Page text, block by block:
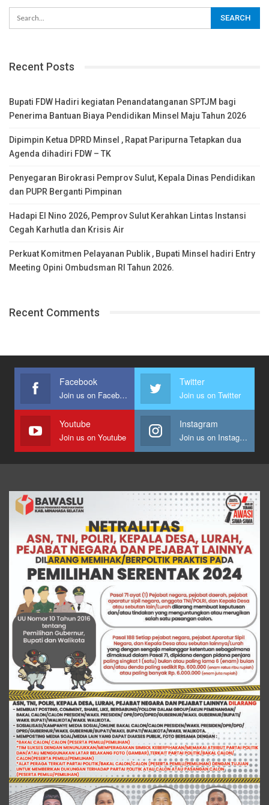
Recent Posts
Bupati FDW Hadiri kegiatan Penandatanganan SPTJM bagi
Penerima Bantuan Biaya Pendidikan Minsel Maju Tahun 2026
Dipimpin Ketua DPRD Minsel , Rapat Paripurna Tetapkan dua
Agenda dihadiri FDW – TK
Penyegaran Birokrasi Pemprov Sulut, Kepala Dinas Pendidikan
dan PUPR Berganti Pimpinan
Hadapi El Nino 2026, Pemprov Sulut Kerahkan Lintas Instansi
Cegah Karhutla dan Krisis Air
Perkuat Komitmen Pelayanan Publik , Bupati Minsel hadiri Entry
Meeting Opini Ombudsman RI Tahun 2026.
Recent Comments
Facebook
Join us on Facebook
Twitter
Join us on Twitter
Youtube
Join us on Youtube
Instagram
Join us on Instagram